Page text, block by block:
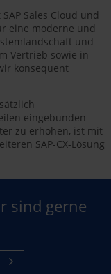
Sales Cloud und
eine moderne und
und
Vertrieb sowie in
konsequent
eingebunden
zu erhöhen, ist mit
SAP-CX-Lösung
sind gerne